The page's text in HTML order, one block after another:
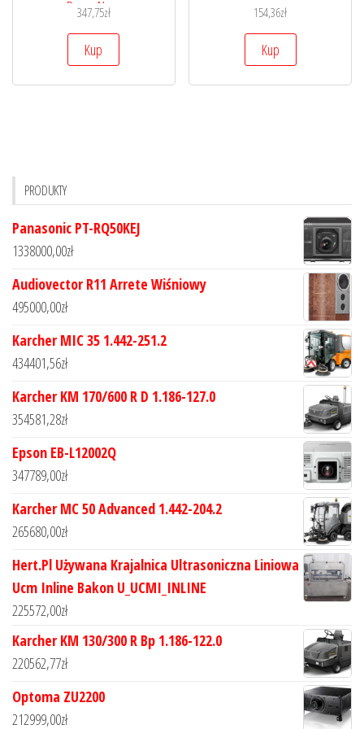
Rosso Nero
347,75zł
Kup
154,36zł
Kup
PRODUKTY
Panasonic PT-RQ50KEJ
1338000,00zł
Audiovector R11 Arrete Wiśniowy
495000,00zł
Karcher MIC 35 1.442-251.2
434401,56zł
Karcher KM 170/600 R D 1.186-127.0
354581,28zł
Epson EB-L12002Q
347789,00zł
Karcher MC 50 Advanced 1.442-204.2
265680,00zł
Hert.Pl Używana Krajalnica Ultrasoniczna Liniowa
Ucm Inline Bakon U_UCMI_INLINE
225572,00zł
Karcher KM 130/300 R Bp 1.186-122.0
220562,77zł
Optoma ZU2200
212999,00zł